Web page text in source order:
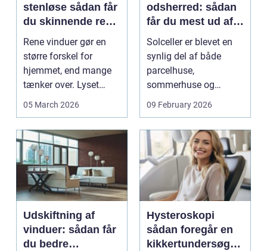
stenløse sådan får
du skinnende rene
ruder året rundt
Rene vinduer gør en
større forskel for
hjemmet, end mange
tænker over. Lyset
falder anderledes ind,
05 March 2026
odsherred: sådan
får du mest ud af
solen
Solceller er blevet en
synlig del af både
parcelhuse,
sommerhuse og
mindre erhverv i
Odsherred. Mang...
09 February 2026
Udskiftning af
vinduer: sådan får
du bedre
Hysteroskopi
sådan foregår en
kikkertundersøgel